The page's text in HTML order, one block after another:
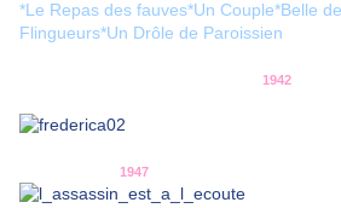
*Le Repas des fauves*Un Couple*Belle
Flingueurs*Un Drôle de Paroissien
1942
1947